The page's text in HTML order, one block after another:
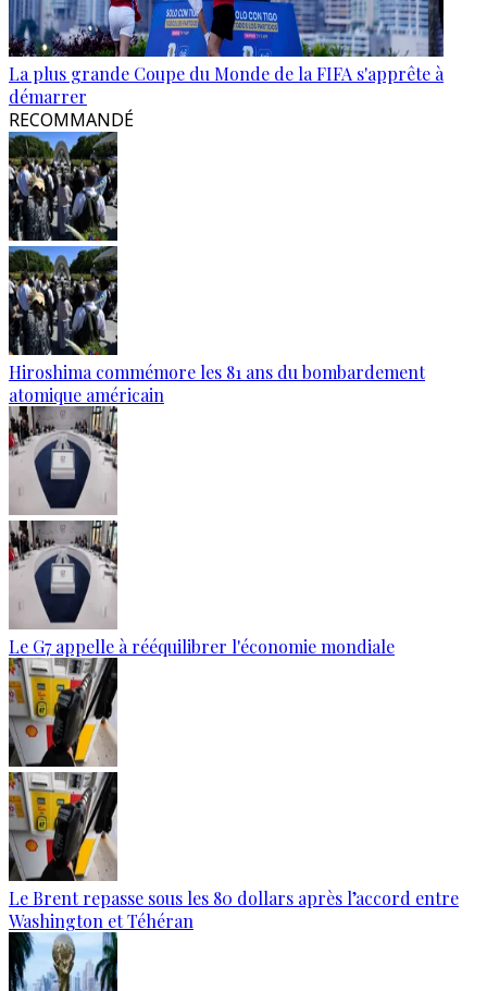
La plus grande Coupe du Monde de la FIFA s'apprête à
démarrer
RECOMMANDÉ
Hiroshima commémore les 81 ans du bombardement
atomique américain
Le G7 appelle à rééquilibrer l'économie mondiale
Le Brent repasse sous les 80 dollars après l’accord entre
Washington et Téhéran